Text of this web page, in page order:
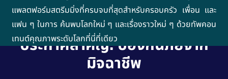
แพลตฟอร์มสตรีมมิ่งที่ครบจบที่สุดสำหรับครอบครัว เพื่อน และ
แฟน ๆ ในการ ค้นพบโลกใหม่ ๆ และเรื่องราวใหม่ ๆ ด้วยทัพคอน
เทนต์คุณภาพระดับโลกที่นี่ที่เดียว
ประกาศสำคัญ: ป้องกันภัยจาก
มิจฉาชีพ